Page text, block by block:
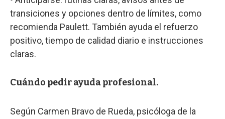
transiciones y opciones dentro de límites, como
recomienda Paulett. También ayuda el refuerzo
positivo, tiempo de calidad diario e instrucciones
claras.
Cuándo pedir ayuda profesional.
Según Carmen Bravo de Rueda, psicóloga de la